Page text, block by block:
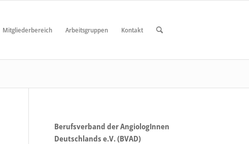
Mitgliederbereich Arbeitsgruppen Kontakt
Berufsverband der AngiologInnen
Deutschlands e.V. (BVAD)